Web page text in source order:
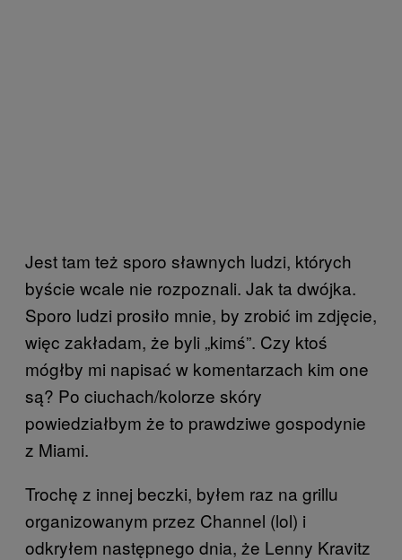
Jest tam też sporo sławnych ludzi, których
byście wcale nie rozpoznali. Jak ta dwójka.
Sporo ludzi prosiło mnie, by zrobić im zdjęcie,
więc zakładam, że byli „kimś”. Czy ktoś
mógłby mi napisać w komentarzach kim one
są? Po ciuchach/kolorze skóry
powiedziałbym że to prawdziwe gospodynie
z Miami.
Trochę z innej beczki, byłem raz na grillu
organizowanym przez Channel (lol) i
odkryłem następnego dnia, że Lenny Kravitz